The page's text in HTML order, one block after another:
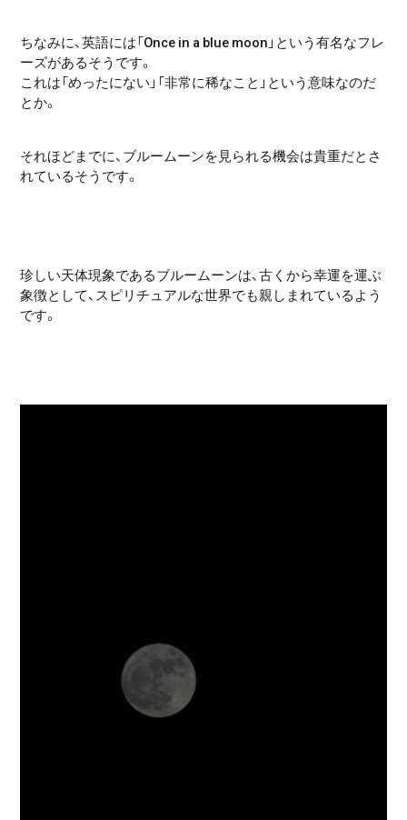
ちなみに、英語には「Once in a blue moon」という有名なフレ
ーズがあるそうです。
これは「めったにない」「非常に稀なこと」という意味なのだ
とか。
それほどまでに、ブルームーンを見られる機会は貴重だとさ
れているそうです。
珍しい天体現象であるブルームーンは、古くから幸運を運ぶ
象徴として、スピリチュアルな世界でも親しまれているよう
です。